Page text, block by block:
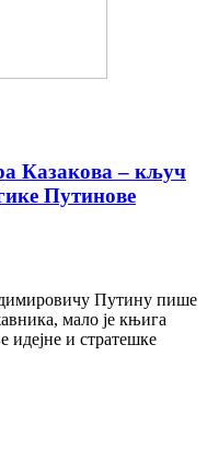
Казакова – кључ
Путинове
Путину пише
мало је књига
идејне и стратешке